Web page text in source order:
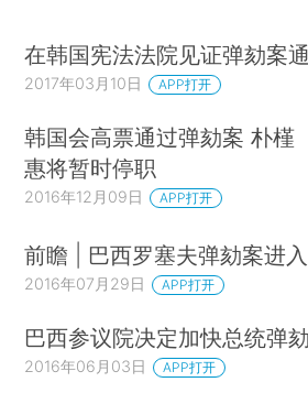
在韩国宪法法院见证弹劾案
2017年03月10日 APP打开
韩国会高票通过弹劾案 朴槿
惠将暂时停职
2016年12月09日 APP打开
前瞻 | 巴西罗塞夫弹劾案进
2016年07月29日 APP打开
巴西参议院决定加快总统弹
2016年06月03日 APP打开